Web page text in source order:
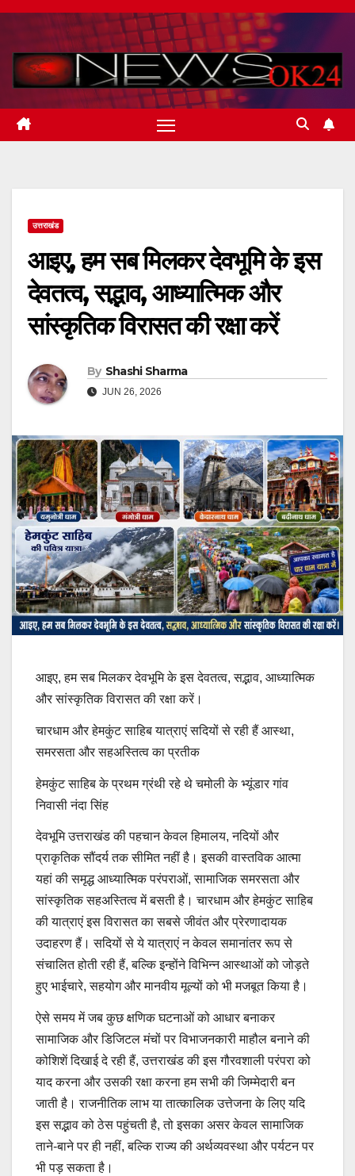
Skip
content
उत्तराखंड
आइए, हम सब मिलकर देवभूमि के इस
देवतत्व, सद्भाव, आध्यात्मिक और
सांस्कृतिक विरासत की रक्षा करें
By Shashi Sharma
JUN 26, 2026
आइए, हम सब मिलकर देवभूमि के इस देवतत्व, सद्भाव, आध्यात्मिक
और सांस्कृतिक विरासत की रक्षा करें।
चारधाम और हेमकुंट साहिब यात्राएं सदियों से रही हैं आस्था,
समरसता और सहअस्तित्व का प्रतीक
हेमकुंट साहिब के प्रथम ग्रंथी रहे थे चमोली के भ्यूंडार गांव
निवासी नंदा सिंह
देवभूमि उत्तराखंड की पहचान केवल हिमालय, नदियों और
प्राकृतिक सौंदर्य तक सीमित नहीं है। इसकी वास्तविक आत्मा
यहां की समृद्ध आध्यात्मिक परंपराओं, सामाजिक समरसता और
सांस्कृतिक सहअस्तित्व में बसती है। चारधाम और हेमकुंट साहिब
की यात्राएं इस विरासत का सबसे जीवंत और प्रेरणादायक
उदाहरण हैं। सदियों से ये यात्राएं न केवल समानांतर रूप से
संचालित होती रही हैं, बल्कि इन्होंने विभिन्न आस्थाओं को जोड़ते
हुए भाईचारे, सहयोग और मानवीय मूल्यों को भी मजबूत किया है।
ऐसे समय में जब कुछ क्षणिक घटनाओं को आधार बनाकर
सामाजिक और डिजिटल मंचों पर विभाजनकारी माहौल बनाने की
कोशिशें दिखाई दे रही हैं, उत्तराखंड की इस गौरवशाली परंपरा को
याद करना और उसकी रक्षा करना हम सभी की जिम्मेदारी बन
जाती है। राजनीतिक लाभ या तात्कालिक उत्तेजना के लिए यदि
इस सद्भाव को ठेस पहुंचती है, तो इसका असर केवल सामाजिक
ताने-बाने पर ही नहीं, बल्कि राज्य की अर्थव्यवस्था और पर्यटन पर
भी पड़ सकता है।